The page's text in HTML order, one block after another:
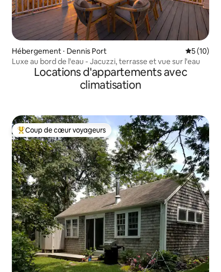
Hébergement ⋅ Dennis Port
5 (10)
Luxe au bord de l'eau - Jacuzzi, terrasse et vue sur l'eau
Locations d'appartements avec
climatisation
Coups de cœur voyageurs les plus appréciés
Coup de cœur voyageurs